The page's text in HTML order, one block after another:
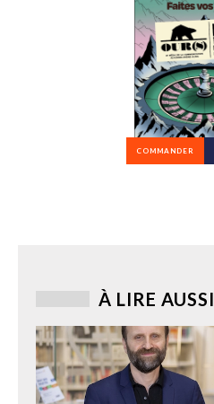
COMMANDER
À LIRE AUSSI